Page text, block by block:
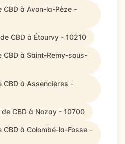
à Avon-la-Pèze -
CBD à Étourvy - 10210
à Saint-Remy-sous-
CBD à Assencières -
CBD à Nozay - 10700
à Colombé-la-Fosse -